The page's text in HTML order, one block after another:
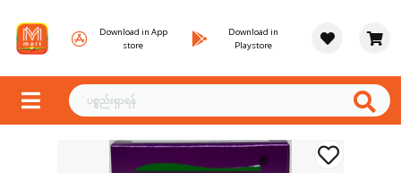
Download in App
store
Download in
Playstore